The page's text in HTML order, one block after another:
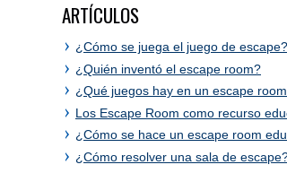
ARTÍCULOS
¿Cómo se juega el juego de escape?
¿Quién inventó el escape room?
¿Qué juegos hay en un escape
Los Escape Room como recurso
¿Cómo se hace un escape room
¿Cómo resolver una sala de